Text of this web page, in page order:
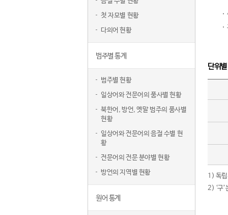
첫 자모별 현황
다의어 현황
범주별 통계
범주별 현황
일상어와 전문어의 품사별 현황
북한어, 방언, 옛말 범주의 품사별
현황
일상어와 전문어의 음절 수별 현
황
전문어의 전문 분야별 현황
방언의 지역별 현황
원어 통계
단위
1) 독립
2) ‘구